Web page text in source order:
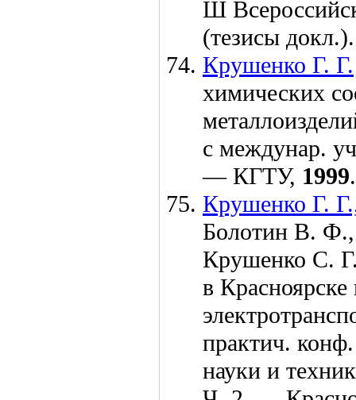
Ш
(тезисы
Крушенко Г. Г.
химических
с междунар.
— КГТУ, 1999
Крушенко Г.
Болотин В. Ф.,
Крушенко С.
в Красноярске
практич.
науки и